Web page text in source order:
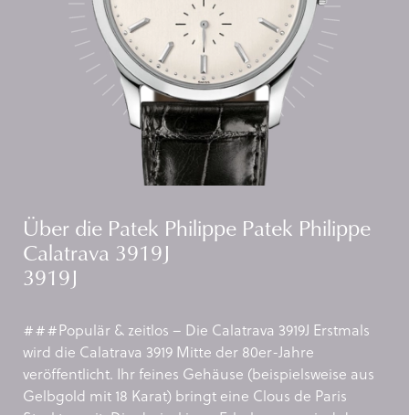
Über die Patek Philippe Patek Philippe
Calatrava 3919J
3919J
###Populär & zeitlos – Die Calatrava 3919J Erstmals
wird die Calatrava 3919 Mitte der 80er-Jahre
veröffentlicht. Ihr feines Gehäuse (beispielsweise aus
Gelbgold mit 18 Karat) bringt eine Clous de Paris